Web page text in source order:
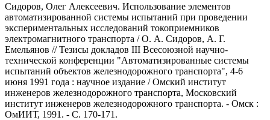
Сидоров, Олег Алексеевич. Использование элементов
автоматизированной системы испытаний при проведении
экспериментальных исследований токоприемников
электромагнитного транспорта / О. А. Сидоров, А. Г.
Емельянов // Тезисы докладов III Всесоюзной научно-
технической конференции "Автоматизированные системы
испытаний объектов железнодорожного транспорта", 4-6
июня 1991 года : научное издание / Омский институт
инженеров железнодорожного транспорта, Московский
институт инженеров железнодорожного транспорта. - Омск :
ОмИИТ, 1991. - С. 170-171.